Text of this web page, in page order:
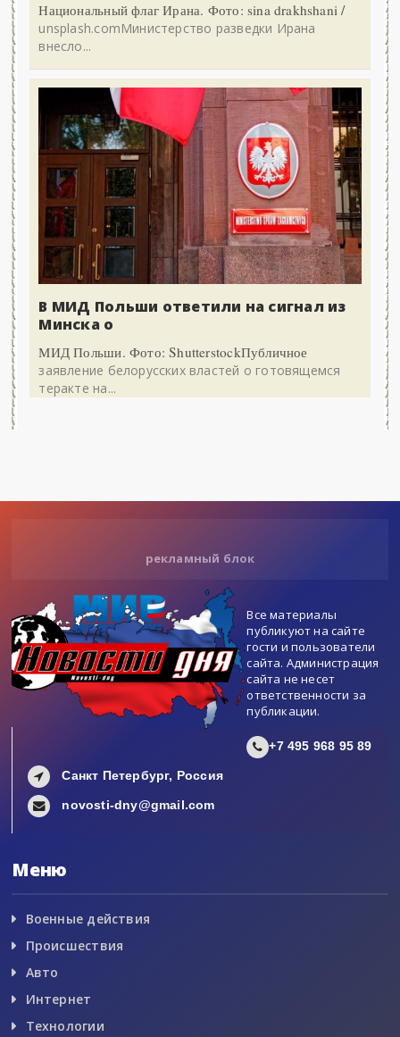
Национальный флаг Ирана. Фото: sina drakhshani /
unsplash.comМинистерство разведки Ирана
внесло...
В МИД Польши ответили на сигнал из
Минска о
МИД Польши. Фото: ShutterstockПубличное
заявление белорусских властей о готовящемся
теракте на...
рекламный блок
Все материалы
публикуют на сайте
гости и пользователи
сайта. Администрация
сайта не несет
ответственности за
публикации.
+7 495 968 95 89
Санкт Петербург, Россия
novosti-dny@gmail.com
Меню
Военные действия
Происшествия
Авто
Интернет
Технологии